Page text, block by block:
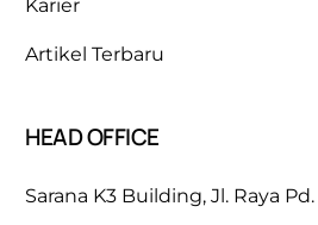
Karier
Artikel Terbaru
HEAD OFFICE
Sarana K3 Building, Jl. Raya